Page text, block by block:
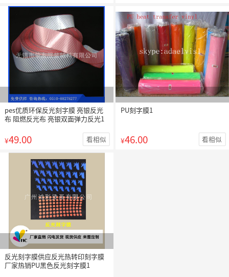
pes优质环保反光刻字膜 亮银反光
布 阻燃反光布 亮银双面弹力反光1
¥49.00 看相似
PU刻字膜1
¥46.00 看相似
反光刻字膜供应反光热转印刻字膜
厂家热销PU黑色反光刻字膜1